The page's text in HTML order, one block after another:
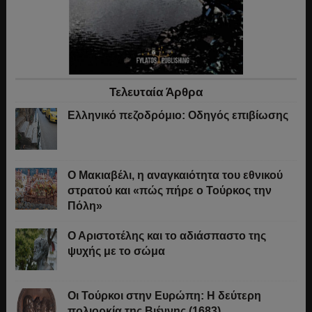
Τελευταία Άρθρα
Ελληνικό πεζοδρόμιο: Οδηγός επιβίωσης
Ο Μακιαβέλι, η αναγκαιότητα του εθνικού
στρατού και «πώς πήρε ο Τούρκος την
Πόλη»
Ο Αριστοτέλης και το αδιάσπαστο της
ψυχής με το σώμα
Οι Τούρκοι στην Ευρώπη: Η δεύτερη